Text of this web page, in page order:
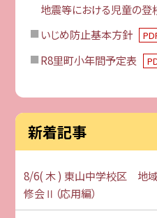
地震等における児童の登
いじめ防止基本方針
R8里町小年間予定表
新着記事
8/6( 木 ) 東山中学校区 地域
修会Ⅱ（応用編）